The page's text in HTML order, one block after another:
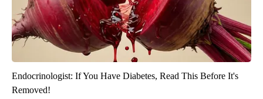
Endocrinologist: If You Have Diabetes, Read This Before It's
Removed!